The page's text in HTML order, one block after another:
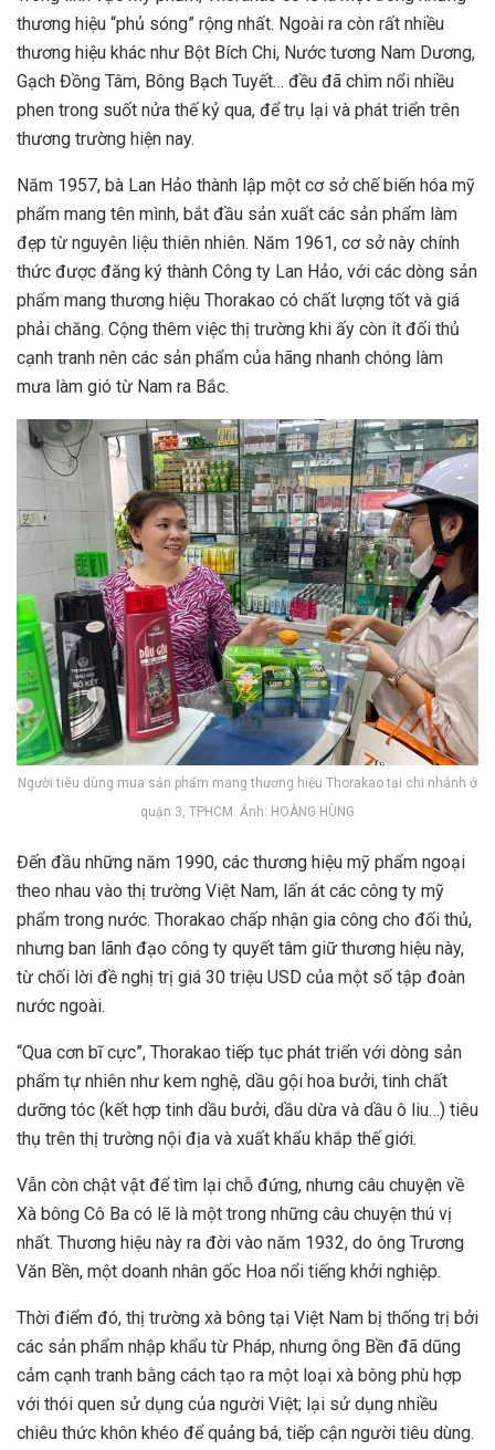
thương hiệu “phủ sóng” rộng nhất. Ngoài ra còn rất nhiều
thương hiệu khác như Bột Bích Chi, Nước tương Nam Dương,
Gạch Đồng Tâm, Bông Bạch Tuyết… đều đã chìm nổi nhiều
phen trong suốt nửa thế kỷ qua, để trụ lại và phát triển trên
thương trường hiện nay.
Năm 1957, bà Lan Hảo thành lập một cơ sở chế biến hóa mỹ
phẩm mang tên mình, bắt đầu sản xuất các sản phẩm làm
đẹp từ nguyên liệu thiên nhiên. Năm 1961, cơ sở này chính
thức được đăng ký thành Công ty Lan Hảo, với các dòng sản
phẩm mang thương hiệu Thorakao có chất lượng tốt và giá
phải chăng. Cộng thêm việc thị trường khi ấy còn ít đối thủ
cạnh tranh nên các sản phẩm của hãng nhanh chóng làm
mưa làm gió từ Nam ra Bắc.
Người tiêu dùng mua sản phẩm mang thương hiệu Thorakao tại chi nhánh ở
quận 3, TPHCM. Ảnh: HOÀNG HÙNG
Đến đầu những năm 1990, các thương hiệu mỹ phẩm ngoại
theo nhau vào thị trường Việt Nam, lấn át các công ty mỹ
phẩm trong nước. Thorakao chấp nhận gia công cho đối thủ,
nhưng ban lãnh đạo công ty quyết tâm giữ thương hiệu này,
từ chối lời đề nghị trị giá 30 triệu USD của một số tập đoàn
nước ngoài.
“Qua cơn bĩ cực”, Thorakao tiếp tục phát triển với dòng sản
phẩm tự nhiên như kem nghệ, dầu gội hoa bưởi, tinh chất
dưỡng tóc (kết hợp tinh dầu bưởi, dầu dừa và dầu ô liu…) tiêu
thụ trên thị trường nội địa và xuất khẩu khắp thế giới.
Vẫn còn chật vật để tìm lại chỗ đứng, nhưng câu chuyện về
Xà bông Cô Ba có lẽ là một trong những câu chuyện thú vị
nhất. Thương hiệu này ra đời vào năm 1932, do ông Trương
Văn Bền, một doanh nhân gốc Hoa nổi tiếng khởi nghiệp.
Thời điểm đó, thị trường xà bông tại Việt Nam bị thống trị bởi
các sản phẩm nhập khẩu từ Pháp, nhưng ông Bền đã dũng
cảm cạnh tranh bằng cách tạo ra một loại xà bông phù hợp
với thói quen sử dụng của người Việt; lại sử dụng nhiều
chiêu thức khôn khéo để quảng bá, tiếp cận người tiêu dùng.